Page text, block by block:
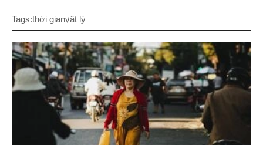
Tags:thời gianvật lý